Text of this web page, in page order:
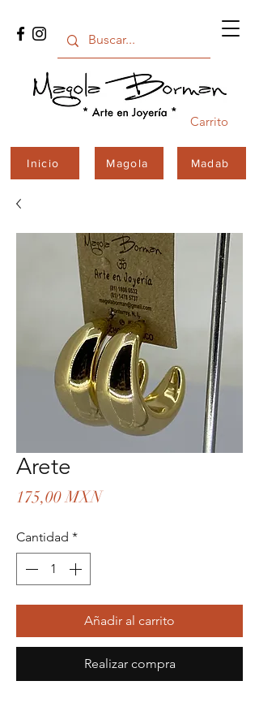
Carrito
Inicio Magola Madab
Arete
175,00 MXNPrecio
Cantidad *
Añadir al carrito
Realizar compra